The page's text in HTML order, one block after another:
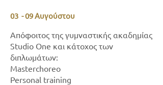
03 - 09 Αυγούστου
Απόφοιτος της γυμναστικής ακαδημίας
Studio One και κάτοχος των
διπλωμάτων:
Masterchoreo
Personal training